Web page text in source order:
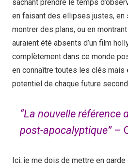
sachant prendre le temps
en faisant des ellipses justes, en
montrer des plans, ou en
auraient été absents d’un film
complètement dans ce monde
en connaître toutes les clés mais
potentiel de chaque future
“La nouvelle référence
post-apocalyptique”–
Ici, je me dois de mettre en